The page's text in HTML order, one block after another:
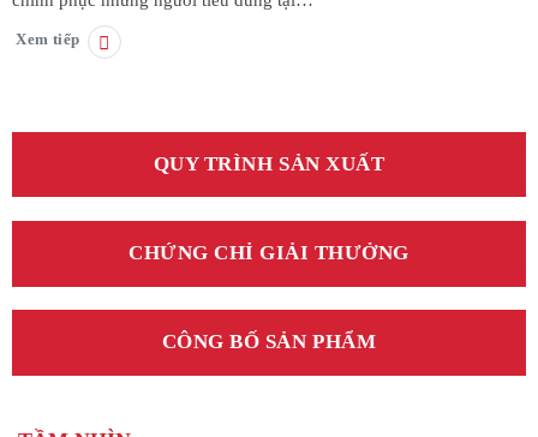
Xem tiếp
QUY TRÌNH SẢN XUẤT
CHỨNG CHỈ GIẢI THƯỞNG
CÔNG BỐ SẢN PHẨM